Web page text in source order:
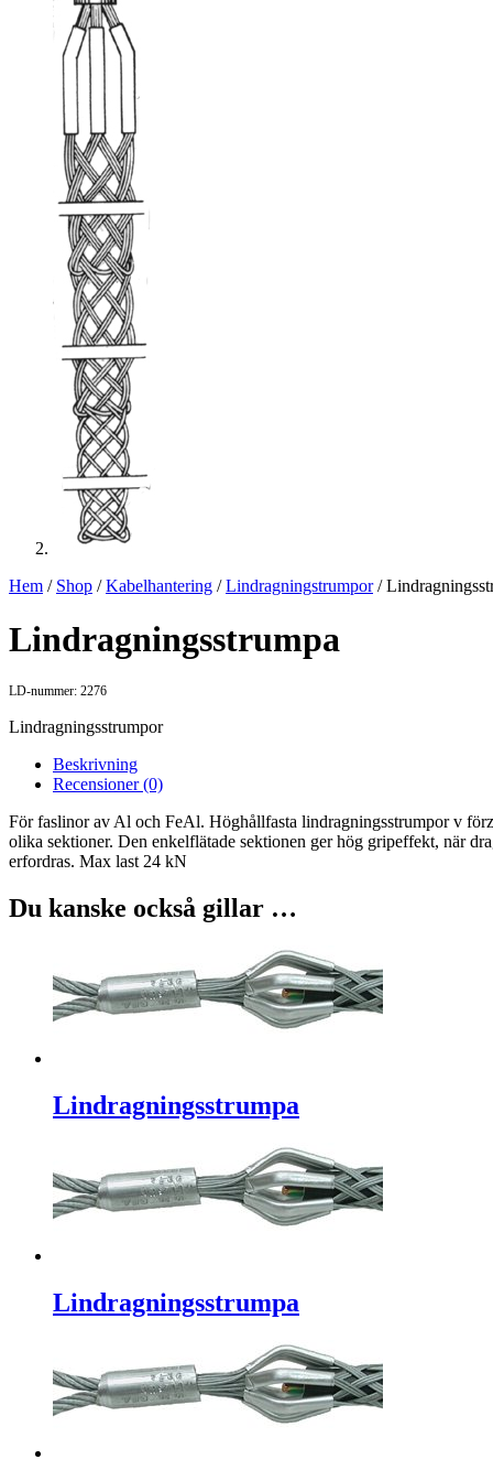
Hem / Shop /Kabelhantering /Lindragningstrumpor/
Lindragningsstrumpa
LD-nummer: 2276
Lindragningsstrumpor
Beskrivning
Recensioner (0)
För faslinor av Al och FeAl. Höghållfasta lindragningsstrumpor v
olika sektioner. Den enkelflätade sektionen ger hög gripeffekt, när
erfordras. Max last 24 kN
Du kanske också gillar …
Lindragningsstrumpa
Lindragningsstrumpa